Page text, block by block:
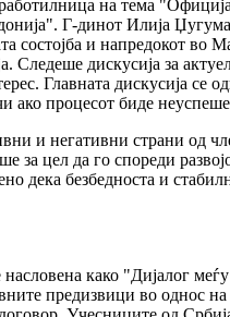
на тема
Г-динот Илија
состојба и напредокот во
Следеше дискусија за
Главната дискусија се
ако процесот биде
и негативни страни од
за цел да го спореди
дека безбедноста и
како "Дијалог
предизвици во однос